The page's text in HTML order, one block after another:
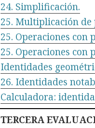
24. Simplificación.
25. Multiplicación de
25. Operaciones con
25. Operaciones con
Identidades
26. Identidades
Calculadora:
TERCERA